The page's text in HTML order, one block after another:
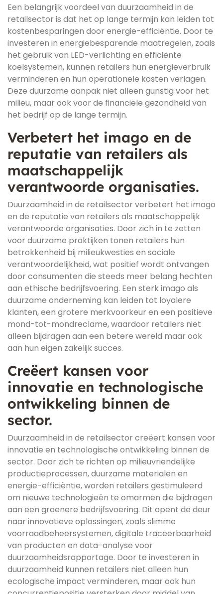
Een belangrijk voordeel van duurzaamheid in de
retailsector is dat het op lange termijn kan leiden tot
kostenbesparingen door energie-efficiëntie. Door te
investeren in energiebesparende maatregelen, zoals
het gebruik van LED-verlichting en efficiënte
koelsystemen, kunnen retailers hun energieverbruik
verminderen en hun operationele kosten verlagen.
Deze duurzame aanpak niet alleen gunstig voor het
milieu, maar ook voor de financiële gezondheid van
het bedrijf op de lange termijn.
Verbetert het imago en de
reputatie van retailers als
maatschappelijk
verantwoorde organisaties.
Duurzaamheid in de retailsector verbetert het imago
en de reputatie van retailers als maatschappelijk
verantwoorde organisaties. Door zich in te zetten
voor duurzame praktijken tonen retailers hun
betrokkenheid bij milieukwesties en sociale
verantwoordelijkheid, wat positief wordt ontvangen
door consumenten die steeds meer belang hechten
aan ethische bedrijfsvoering. Een sterk imago als
duurzame onderneming kan leiden tot loyalere
klanten, een grotere merkvoorkeur en een positieve
mond-tot-mondreclame, waardoor retailers niet
alleen bijdragen aan een betere wereld maar ook
aan hun eigen zakelijk succes.
Creëert kansen voor
innovatie en technologische
ontwikkeling binnen de
sector.
Duurzaamheid in de retailsector creëert kansen voor
innovatie en technologische ontwikkeling binnen de
sector. Door zich te richten op milieuvriendelijke
productieprocessen, duurzame materialen en
energie-efficiëntie, worden retailers gestimuleerd
om nieuwe technologieën te omarmen die bijdragen
aan een groenere bedrijfsvoering. Dit opent de deur
naar innovatieve oplossingen, zoals slimme
voorraadbeheersystemen, digitale traceerbaarheid
van producten en data-analyse voor
duurzaamheidsrapportage. Door te investeren in
duurzaamheid kunnen retailers niet alleen hun
ecologische impact verminderen, maar ook hun